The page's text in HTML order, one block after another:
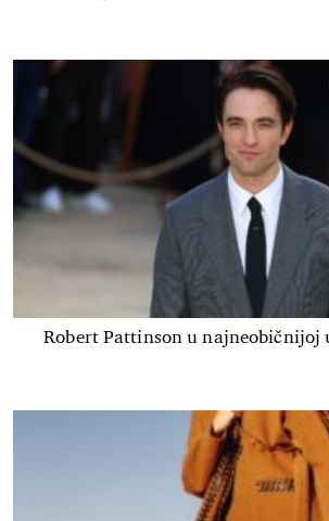
Robert Pattinson u najneobičnijoj